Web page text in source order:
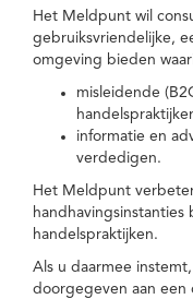
Het Meldpunt wil
gebruiksvriendelijke,
omgeving bieden
misleidende
informatie en
verdedigen.
Het Meldpunt
handelspraktijken.
Als u daarmee
doorgegeven aan